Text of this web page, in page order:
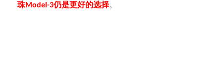
珠Model-3仍是更好的选择。